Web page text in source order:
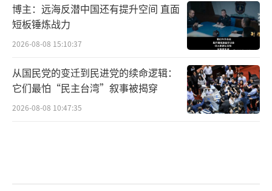
博主：远海反潜中国还有提升空间 直面
短板锤炼战力
2026-08-08 15:10:37
从国民党的变迁到民进党的续命逻辑：
它们最怕“民主台湾”叙事被揭穿
2026-08-08 10:47:35